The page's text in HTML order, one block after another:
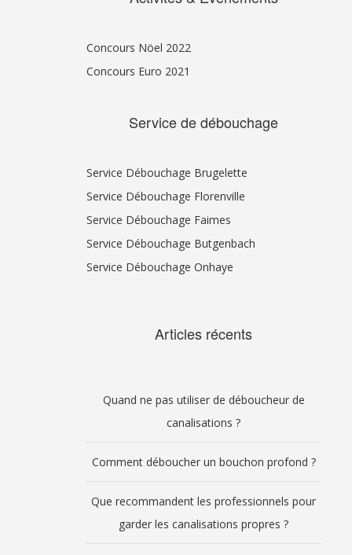
Concours Nöel 2022
Concours Euro 2021
Service de débouchage
Service Débouchage Brugelette
Service Débouchage Florenville
Service Débouchage Faimes
Service Débouchage Butgenbach
Service Débouchage Onhaye
Articles récents
Quand ne pas utiliser de déboucheur de
canalisations ?
Comment déboucher un bouchon profond ?
Que recommandent les professionnels pour
garder les canalisations propres ?